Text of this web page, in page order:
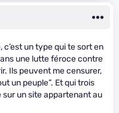
c’est un type qui te sort en
une lutte féroce contre
Ils peuvent me censurer,
un peuple”. Et qui trois
un site appartenant au